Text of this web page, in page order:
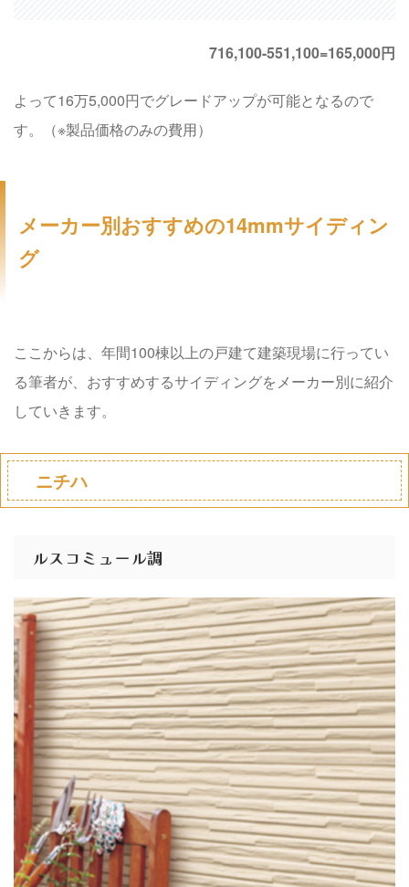
716,100-551,100=165,000円
よって16万5,000円でグレードアップが可能となるので
す。（※製品価格のみの費用）
メーカー別おすすめの14mmサイディン
グ
ここからは、年間100棟以上の戸建て建築現場に行ってい
る筆者が、おすすめするサイディングをメーカー別に紹介
していきます。
ニチハ
ルスコミュール調